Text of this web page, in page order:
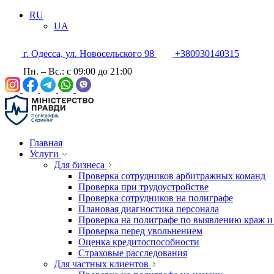
RU
UA
г. Одесса, ул. Новосельского 98
+380930140315
Пн. – Вс.: с 09:00 до 21:00
Главная
Услуги
Для бизнеса
Проверка сотрудников арбитражных команд
Проверка при трудоустройстве
Проверка сотрудников на полиграфе
Плановая диагностика персонала
Проверка на полиграфе по выявлению краж и
Проверка перед увольнением
Оценка кредитоспособности
Страховые расследования
Для частных клиентов